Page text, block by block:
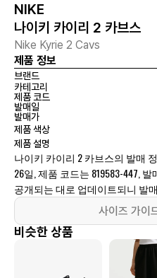
NIKE
나이키 카이리 2 카브스
Nike Kyrie 2 Cavs
제품 정보
브랜드
카테고리
제품 코드
발매일
발매가
제품 색상
제품 설명
나이키 카이리 2 카브스의 발매
26일, 제품 코드는 819583-447,
공개되는 대로 업데이트되니 발
사이즈 가이
비슷한 상품